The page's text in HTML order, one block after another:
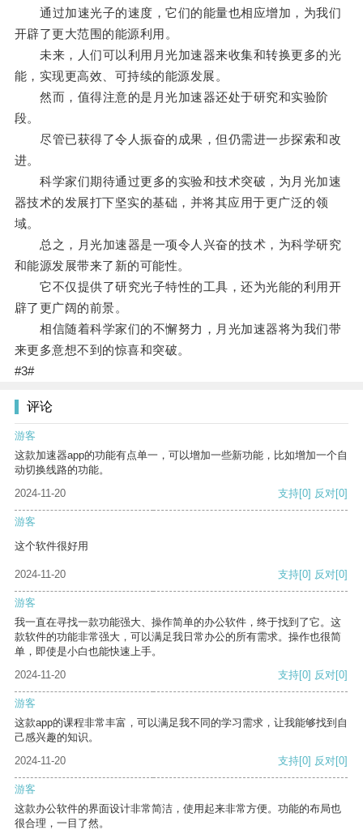
通过加速光子的速度，它们的能量也相应增加，为我们
开辟了更大范围的能源利用。
未来，人们可以利用月光加速器来收集和转换更多的光
能，实现更高效、可持续的能源发展。
然而，值得注意的是月光加速器还处于研究和实验阶
段。
尽管已获得了令人振奋的成果，但仍需进一步探索和改
进。
科学家们期待通过更多的实验和技术突破，为月光加速
器技术的发展打下坚实的基础，并将其应用于更广泛的领
域。
总之，月光加速器是一项令人兴奋的技术，为科学研究
和能源发展带来了新的可能性。
它不仅提供了研究光子特性的工具，还为光能的利用开
辟了更广阔的前景。
相信随着科学家们的不懈努力，月光加速器将为我们带
来更多意想不到的惊喜和突破。
#3#
评论
游客
这款加速器app的功能有点单一，可以增加一些新功能，比如增加一个自
动切换线路的功能。
2024-11-20
支持[0] 反对[0]
游客
这个软件很好用
2024-11-20 支持[0] 反对[0]
游客
我一直在寻找一款功能强大、操作简单的办公软件，终于找到了它。这
款软件的功能非常强大，可以满足我日常办公的所有需求。操作也很简
单，即使是小白也能快速上手。
2024-11-20
支持[0] 反对[0]
游客
这款app的课程非常丰富，可以满足我不同的学习需求，让我能够找到自
己感兴趣的知识。
2024-11-20
支持[0] 反对[0]
游客
这款办公软件的界面设计非常简洁，使用起来非常方便。功能的布局也
很合理，一目了然。